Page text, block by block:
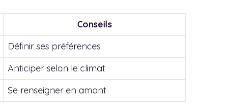
Conseils
Définir ses préférences
Anticiper selon le climat
Se renseigner en amont